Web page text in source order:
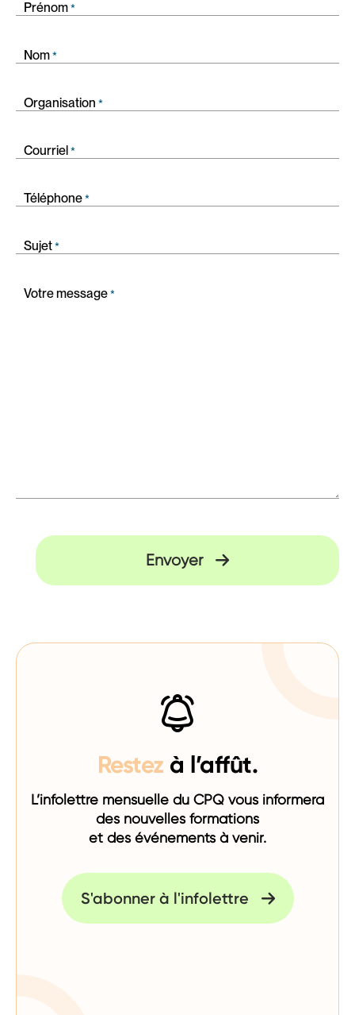
Prénom *
Nom *
Organisation *
Courriel *
Téléphone *
Sujet *
Votre message *
Envoyer
Restez à l’affût.
L’infolettre mensuelle du CPQ vous informera
des nouvelles formations
et des événements à venir.
S'abonner à l'infolettre